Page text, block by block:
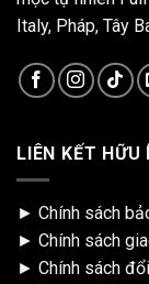
Italy, Pháp, Tây
LIÊN KẾT HỮU
► Chính sách
► Chính sách
► Chính sách